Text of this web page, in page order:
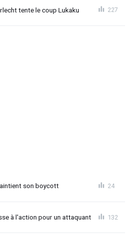
tente le coup Lukaku 227
son boycott 24
à l'action pour un attaquant 132